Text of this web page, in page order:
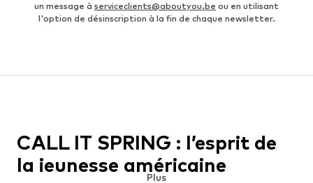
un message à serviceclients@aboutyou.be ou en utilisant
l'option de désinscription à la fin de chaque newsletter.
CALL IT SPRING : l’esprit de
la jeunesse américaine
Plus